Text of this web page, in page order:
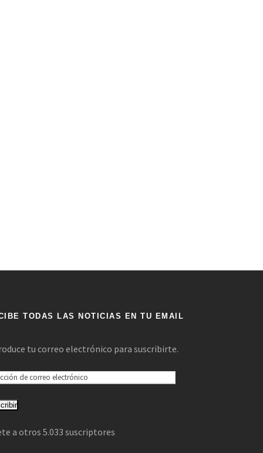
TODAS LAS NOTICIAS EN TU EMAIL
tu correo electrónico para suscribirte.
a otros 5.033 suscriptores